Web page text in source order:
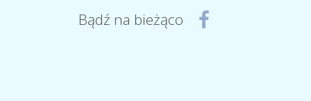
Bądź na bieżąco